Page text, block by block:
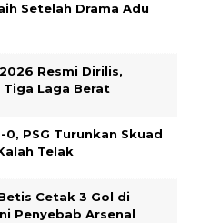
Setelah Drama Adu
Resmi Dirilis,
Laga Berat
0, PSG Turunkan Skuad
Telak
Cetak 3 Gol di
Penyebab Arsenal